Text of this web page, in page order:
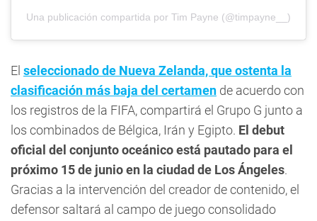
Una publicación compartida por Tim Payne (@timpayne__)
El seleccionado de Nueva Zelanda, que ostenta la
clasificación más baja del certamen de acuerdo con
los registros de la FIFA, compartirá el Grupo G junto a
los combinados de Bélgica, Irán y Egipto. El debut
oficial del conjunto oceánico está pautado para el
próximo 15 de junio en la ciudad de Los Ángeles.
Gracias a la intervención del creador de contenido, el
defensor saltará al campo de juego consolidado